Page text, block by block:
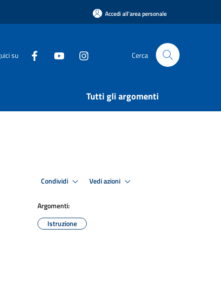
Accedi all'area personale
su Cerca
Tutti gli argomenti
Condividi Vedi azioni
Argomenti:
Istruzione